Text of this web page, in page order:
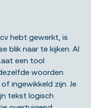
hebt gewerkt, is
blik naar te kijken. AI
een tool
woorden
ingewikkeld zijn. Je
tekst logisch